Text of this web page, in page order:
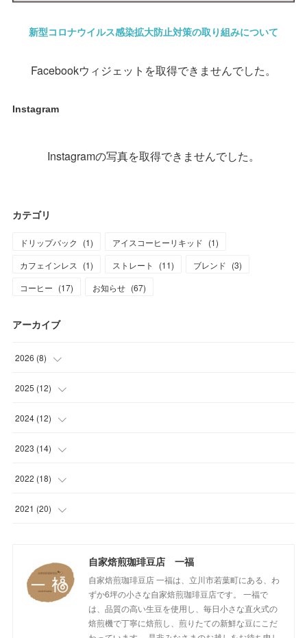
新型コロナウイルス感染拡大防止対策の取り組みについて
Facebookウィジェットを取得できませんでした。
Instagram
Instagramの写真を取得できませんでした。
カテゴリ
ドリップバック (1) アイスコーヒーリキッド (1)
カフェインレス
(1) ストレート (11) ブレンド (3)
コーヒー (17) お知らせ (67)
アーカイブ
2026 (8)
(1
(1
(1
(1
2025 (12)
(1
(1
(1
(1
1)
(1)
2024 (12)
(1
(1
(1
(1)
(1)
2023 (14)
(2
(1
(1)
(1)
2022 (18)
(1
(1)
(2)
2021 (20)
(17) 自家焙煎珈琲豆店 一福
自家焙煎珈琲豆店 一福は、立川市若葉町にある、わ
ずか6坪の小さな自家焙煎珈琲豆店です。 一福で
は、品質の高い生豆を使用し、毎日小さな直火式の
焙煎機で丁寧に焙煎し、煎りたての新鮮な豆にこだ